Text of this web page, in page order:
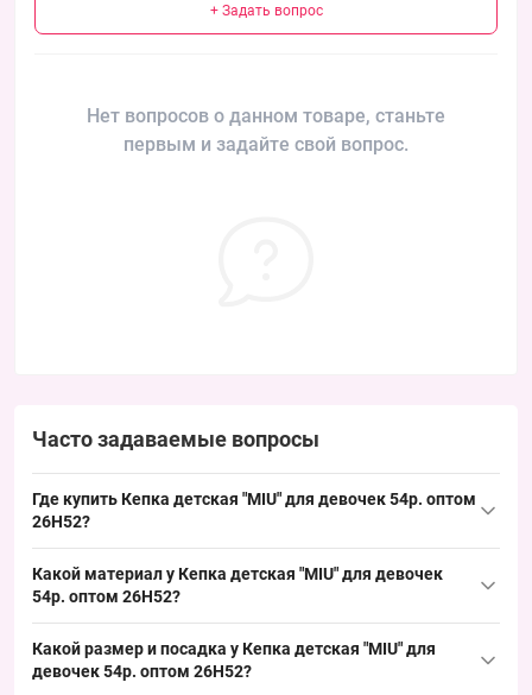
+ Задать вопрос
Нет вопросов о данном товаре, станьте
первым и задайте свой вопрос.
Часто задаваемые вопросы
Где купить Кепка детская "MIU" для девочек 54р. оптом
26H52?
можно упаковкой из Одессы 7КМ, упаковка по 5 штук в
стабильным спросом и удобно для выкладки в розничных
точках.
Какой материал у Кепка детская "MIU" для девочек
54р. оптом 26H52?
для лета, обеспечивает хорошую воздухопроницаемость и
Какой размер и посадка у Кепка детская "MIU" для
девочек 54р. оптом 26H52?